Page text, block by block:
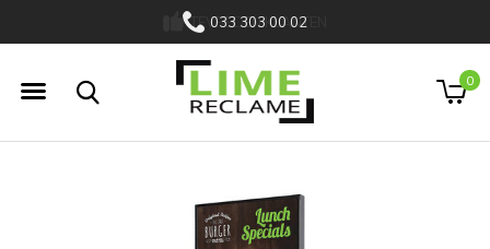
033 303 00 02
0